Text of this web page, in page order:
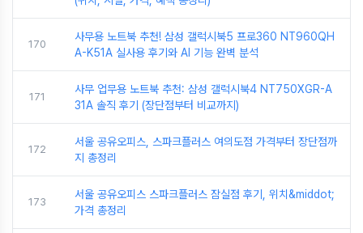
170
사무용 노트북 추천! 삼성 갤럭시북5 프로360 NT960QH
A-K51A 실사용 후기와 AI 기능 완벽 분석
171
사무 업무용 노트북 추천: 삼성 갤럭시북4 NT750XGR-A
31A 솔직 후기 (장단점부터 비교까지)
172
서울 공유오피스, 스파크플러스 여의도점 가격부터 장단점까
지 총정리
173
서울 공유오피스 스파크플러스 잠실점 후기, 위치&middot;
가격 총정리